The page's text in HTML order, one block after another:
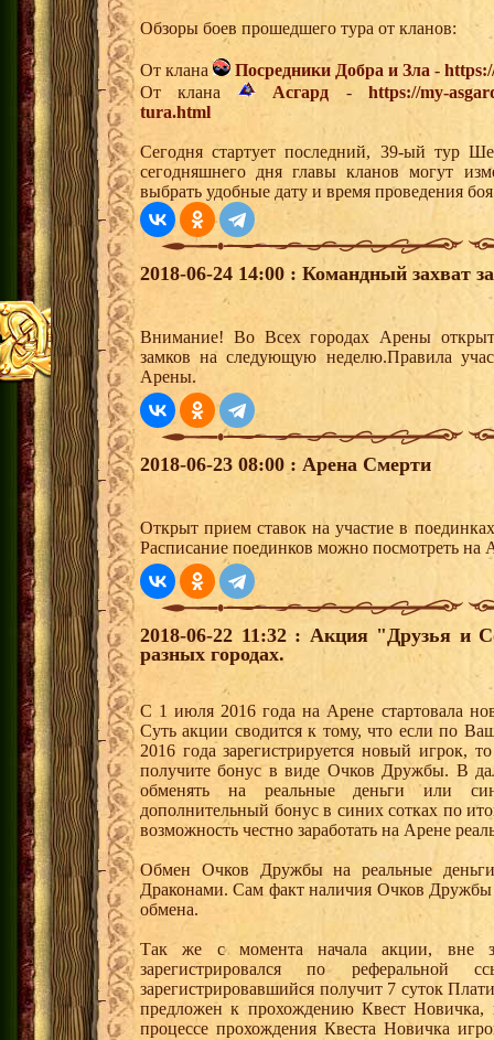
Обзоры боев прошедшего тура от кланов:
От клана Посредники Добра и Зла -
От клана
Асгард -https://my-
tura.html
Сегодня стартует последний, 39-ый тур
сегодняшнего дня главы кланов могут
выбрать удобные дату и время проведения
2018-06-24 14:00 : Командный захват
Внимание! Во Всех городах Арены
замков на следующую неделю.Правила
Арены.
2018-06-23 08:00 : Арена Смерти
Открыт прием ставок на участие в
Расписание поединков можно посмотреть на
2018-06-22 11:32 : Акция "Друзья и
разных городах.
С 1 июля 2016 года на Арене стартовала
Суть акции сводится к тому, что если по
2016 года зарегистрируется новый
получите бонус в виде Очков Дружбы. В
обменять на реальные деньги или
дополнительный бонус в синих сотках по
возможность честно заработать на Арене
Обмен Очков Дружбы на реальные деньги
Драконами. Сам факт наличия Очков Дружбы
обмена.
Так же с момента начала акции, вне
зарегистрировался по
зарегистрировавшийся получит 7 суток
предложен к прохождению Квест
процессе прохождения Квеста Новичка